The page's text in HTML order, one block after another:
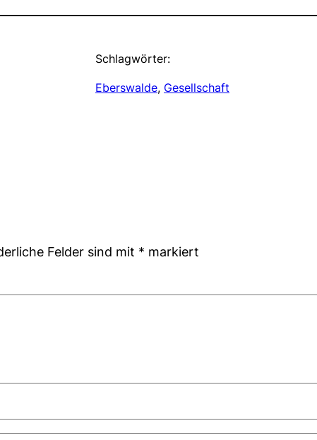
Schlagwörter:
Eberswalde, Gesellschaft
Felder sind mit * markiert